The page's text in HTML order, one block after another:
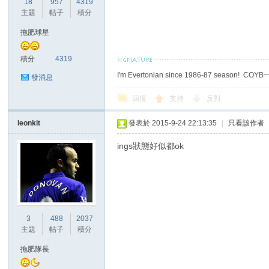
18
主題
957
帖子
4319
積分
拖肥球星
積分 4319
發消息 I'm Evertonian since 1986-87 season!
回復 支持 反對
leonkit
3
主題
488
帖子
2037
積分
拖肥隊長
發表於 2015-9-24 22:13:35 只看該作者
ings狀態好似都ok